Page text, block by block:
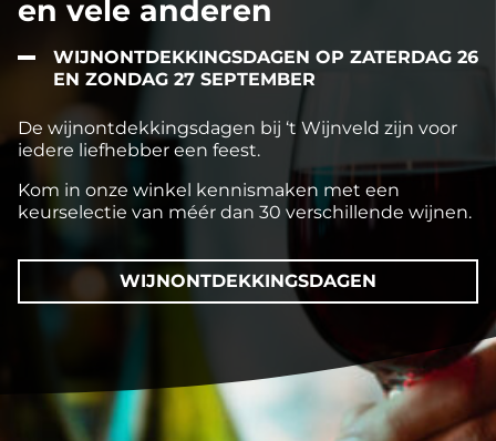
en vele anderen
WIJNONTDEKKINGSDAGEN OP ZATERDAG 26
EN ZONDAG 27 SEPTEMBER
De wijnontdekkingsdagen bij ‘t Wijnveld zijn voor
iedere liefhebber een feest.
Kom in onze winkel kennismaken met een
keurselectie van méér dan 30 verschillende wijnen.
WIJNONTDEKKINGSDAGEN